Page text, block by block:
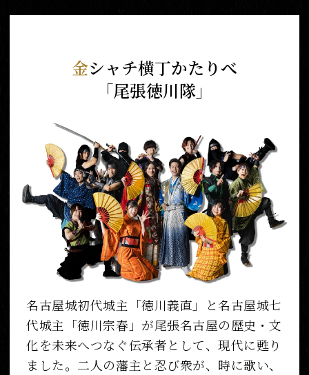
金シャチ横丁かたりべ
「尾張徳川隊」
名古屋城初代城主「徳川義直」と名古屋城七
代城主「徳川宗春」が尾張名古屋の歴史・文
化を未来へつなぐ伝承者として、現代に甦り
ました。二人の藩主と忍び衆が、時に歌い、